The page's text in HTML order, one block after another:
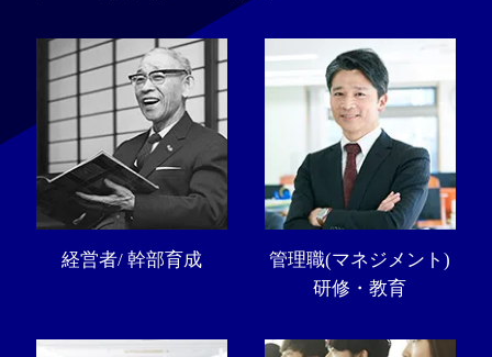
経営者/ 幹部育成
管理職(マネジメント)
研修・教育